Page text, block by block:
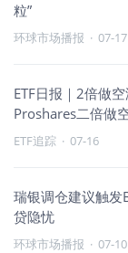
粒”
环球市场播报 · 07-17
ETF日报｜2倍做
Proshares二倍做
压、避险与反向走强
ETF追踪 · 07-16
瑞银调仓建议触
贷隐忧
环球市场播报 · 07-10